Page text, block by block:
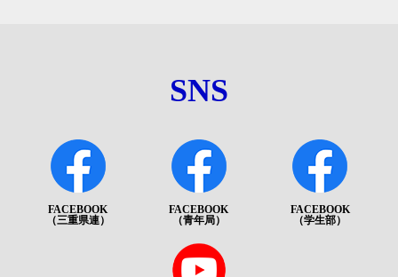
SNS
FACEBOOK
（三重県連）
FACEBOOK
（青年局）
FACEBOOK
（学生部）